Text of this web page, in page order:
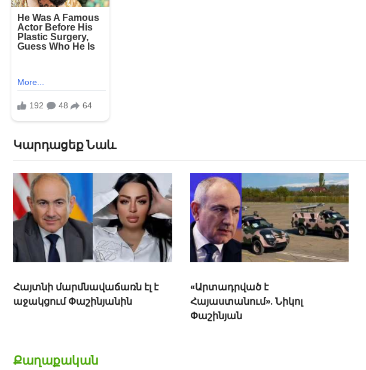
Կարդացեք Նաև
«Արտադրված է
Հայաստանում». Նիկոլ
«էս Մարտիրոսի գա՞ռ ա, դե
սարերի միսն ուրիշ ա էլի, շատ
համով ա»․ Նիկոլ Փաշինյան
Քաղաքական